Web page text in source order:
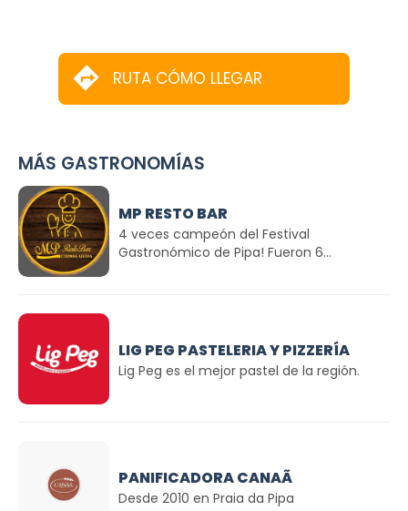
RUTA CÓMO LLEGAR
MÁS GASTRONOMÍAS
MP RESTO BAR
4 veces campeón del Festival
Gastronómico de Pipa! Fueron 6...
LIG PEG PASTELERIA Y PIZZERÍA
Lig Peg es el mejor pastel de la región.
PANIFICADORA CANAÃ
Desde 2010 en Praia da Pipa